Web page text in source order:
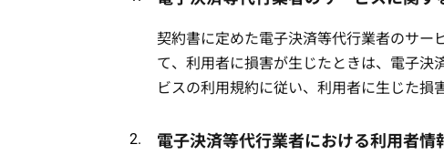
契約書に定めた電子決済等代行業者のサー
て、利用者に損害が生じたときは、電子決
ビスの利用規約に従い、利用者に生じた損
電子決済等代行業者における利用者